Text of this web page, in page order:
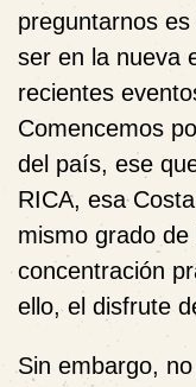
preguntarnos
ser en la nueva
recientes
Comencemos
del país, ese
RICA, esa
mismo grado
concentración
ello, el disfrute
Sin embargo,